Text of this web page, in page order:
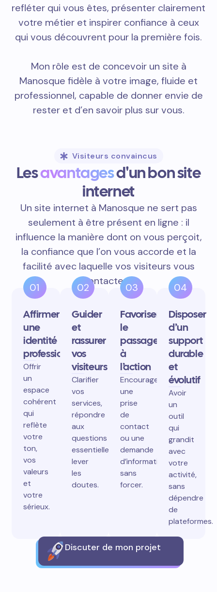
refléter qui vous êtes, présenter clairement
votre métier et inspirer confiance à ceux
qui vous découvrent pour la première fois.
Mon rôle est de concevoir un site à
Manosque fidèle à votre image, fluide et
professionnel, capable de donner envie de
rester et d’en savoir plus sur vous.
Visiteurs convaincus
Lesavantagesd'un bon site
internet
Un site internet à Manosque ne sert pas
seulement à être présent en ligne : il
influence la manière dont on vous perçoit,
la confiance que l’on vous accorde et la
facilité avec laquelle vos visiteurs vous
contactent.
01
Affirmer
une
identité
professionnelle
Offrir
un
espace
cohérent
qui
reflète
votre
ton,
vos
valeurs
et
votre
sérieux.
02
Guider
et
rassurer
vos
visiteurs
Clarifier
vos
services,
répondre
aux
questions
essentielles,
lever
les
doutes.
03
Favoriser
le
passage
à
l’action
Encourager
une
prise
de
contact
ou une
demande
d’information
sans
forcer.
04
Disposer
d’un
support
durable
et
évolutif
Avoir
un
outil
qui
grandit
avec
votre
activité,
sans
dépendre
de
plateformes.
Discuter de mon projet